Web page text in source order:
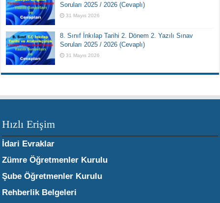
Soruları 2025 / 2026 (Cevaplı)
31 Mayıs 2026
8. Sınıf İnkılap Tarihi 2. Dönem 2. Yazılı Sınav
Soruları 2025 / 2026 (Cevaplı)
31 Mayıs 2026
Hızlı Erişim
İdari Evraklar
Zümre Öğretmenler Kurulu
Şube Öğretmenler Kurulu
Rehberlik Belgeleri